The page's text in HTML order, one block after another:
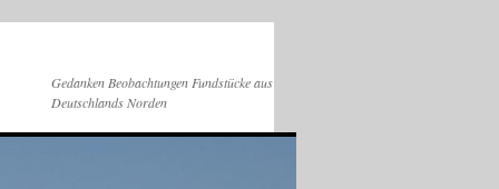
Gedanken Beobachtungen Fundstücke aus
Deutschlands Norden